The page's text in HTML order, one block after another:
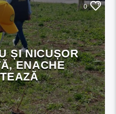
0
ȘI NICUȘOR
ENACHE